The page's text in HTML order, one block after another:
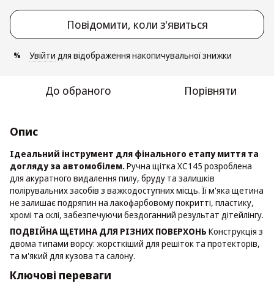
Повідомити, коли з'явиться
% Увійти для відображення накопичувальної знижки
До обраного Порівняти
Опис
Ідеальний інструмент для фінального етапу миття та
догляду за автомобілем.Ручна щітка XC145 розроблена
для акуратного видалення пилу, бруду та залишків
полірувальних засобів з важкодоступних місць. Її м'яка щетина
не залишає подряпин на лакофарбовому покритті, пластику,
хромі та склі, забезпечуючи бездоганний результат дітейлінгу.
ПОДВІЙНА ЩЕТИНА ДЛЯ РІЗНИХ ПОВЕРХОНЬ Конструкція з
двома типами ворсу: жорсткіший для решіток та протекторів,
та м'який для кузова та салону.
Ключові переваги